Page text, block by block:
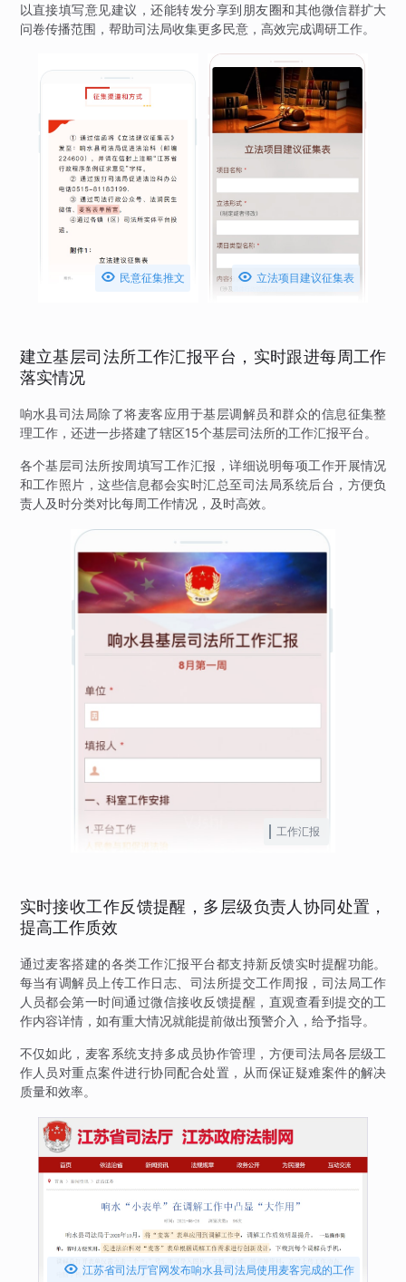
以直接填写意见建议，还能转发分享到朋友圈和其他微信群扩大
问卷传播范围，帮助司法局收集更多民意，高效完成调研工作。
 民意征集推文  立法项目建议征集表
建立基层司法所工作汇报平台，实时跟进每周工作
落实情况
响水县司法局除了将麦客应用于基层调解员和群众的信息征集整
理工作，还进一步搭建了辖区15个基层司法所的工作汇报平台。
各个基层司法所按周填写工作汇报，详细说明每项工作开展情况
和工作照片，这些信息都会实时汇总至司法局系统后台，方便负
责人及时分类对比每周工作情况，及时高效。
工作汇报
实时接收工作反馈提醒，多层级负责人协同处置，
提高工作质效
通过麦客搭建的各类工作汇报平台都支持新反馈实时提醒功能。
每当有调解员上传工作日志、司法所提交工作周报，司法局工作
人员都会第一时间通过微信接收反馈提醒，直观查看到提交的工
作内容详情，如有重大情况就能提前做出预警介入，给予指导。
不仅如此，麦客系统支持多成员协作管理，方便司法局各层级工
作人员对重点案件进行协同配合处置，从而保证疑难案件的解决
质量和效率。
 江苏省司法厅官网发布响水县司法局使用麦客完成的工作